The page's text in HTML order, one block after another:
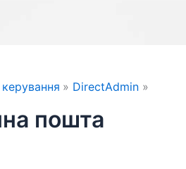
керування DirectAdmin
пошта